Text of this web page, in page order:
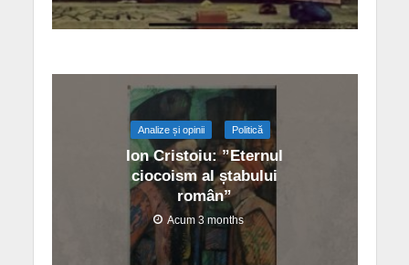
Analize și opinii Politică
Ion Cristoiu: ”Eternul
ciocoism al ștabului
român”
Acum 3 months